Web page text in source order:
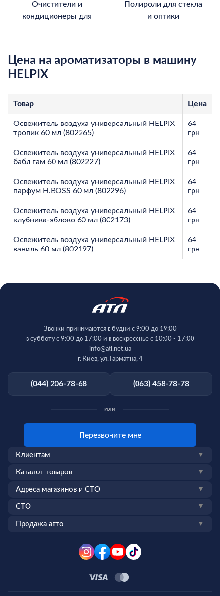
Очистители и
кондиционеры для
Полироли для стекла
и оптики
Цена на ароматизаторы в машину
HELPIX
Товар Цена
Освежитель воздуха универсальный HELPIX
тропик 60 мл (802265)
64
грн
Освежитель воздуха универсальный HELPIX
бабл гам 60 мл (802227)
64
грн
Освежитель воздуха универсальный HELPIX
парфум H.BOSS 60 мл (802296)
64
грн
Освежитель воздуха универсальный HELPIX
клубника-яблоко 60 мл (802173)
64
грн
Освежитель воздуха универсальный HELPIX
ваниль 60 мл (802197)
64
грн
(044) 206-78-68 (063) 458-78-78
Звонки принимаются в будни с 9:00 до 19:00
в субботу с 9:00 до 17:00 и в воскресенье с 10:00 - 17:00
info@atl.net.ua
г. Киев, ул. Гарматна, 4
или
Перезвоните мне
Клиентам ▼
Каталог товаров ▼
Адреса магазинов и СТО ▼
СТО ▼
Продажа авто ▼